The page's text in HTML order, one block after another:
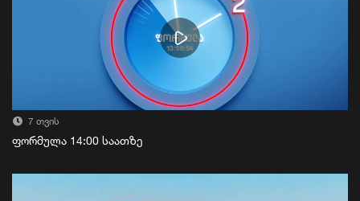
7 თვის
ფორმულა 14:00 საათზე